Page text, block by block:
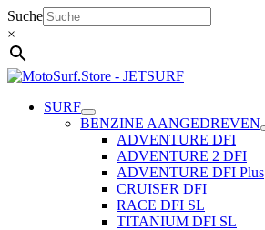
Ga
naar
de
inhoud
Suche
×
SURF
BENZINE AANGEDREVEN
ADVENTURE DFI
ADVENTURE 2 DFI
ADVENTURE DFI Plus
CRUISER DFI
RACE DFI SL
TITANIUM DFI SL